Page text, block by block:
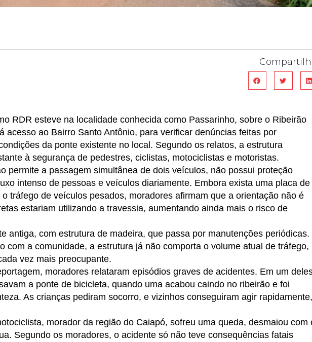
RDR esteve na localidade conhecida como Passarinho, sobre o Ribeirão
acesso ao Bairro Santo Antônio, para verificar denúncias feitas por
da ponte existente no local. Segundo os relatos, a estrutura
à segurança de pedestres, ciclistas, motociclistas e motoristas.
permite a passagem simultânea de dois veículos, não possui proteção
intenso de pessoas e veículos diariamente. Embora exista uma placa de
tráfego de veículos pesados, moradores afirmam que a orientação não é
estariam utilizando a travessia, aumentando ainda mais o risco de
antiga, com estrutura de madeira, que passa por manutenções periódicas.
com a comunidade, a estrutura já não comporta o volume atual de tráfego,
vez mais preocupante.
moradores relataram episódios graves de acidentes. Em um
a ponte de bicicleta, quando uma acabou caindo no ribeirão e foi
As crianças pediram socorro, e vizinhos conseguiram agir rapidamente,
morador da região do Caiapó, sofreu uma queda, desmaiou com
Segundo os moradores, o acidente só não teve consequências fatais